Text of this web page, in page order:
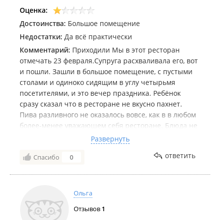
Жаль, что больше не придем к вам в гости.
Оценка:
Достоинства: Большое помещение
Недостатки: Да всё практически
Комментарий: Приходили Мы в этот ресторан
отмечать 23 февраля.Супруга расхваливала его, вот
и пошли. Зашли в большое помещение, с пустыми
столами и одиноко сидящим в углу четырьмя
посетителями, и это вечер праздника. Ребёнок
сразу сказал что в ресторане не вкусно пахнет.
Пива разливного не оказалось вовсе, как в в любом
более-менее уважающем себя ресторане. Блюда не
вкусные, более менее было губаджоу, остальные
были сильно пересоленны, на что администратор
заявила что эти блюда так и должны быть, салат с
на чугуне редкая гадость, сначала ребёнок
попробовал мидию и выплюнул её я посмеялся над
ним и попытался съесть вторую, И это была моя
Развернуть
Спасибо 0 ответить
Ольга
Отзывов 1